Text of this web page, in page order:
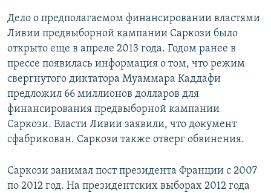
Дело о предполагаемом финансировании властями
Ливии предвыборной кампании Саркози было
открыто еще в апреле 2013 года. Годом ранее в
прессе появилась информация о том, что режим
свергнутого диктатора Муаммара Каддафи
предложил 66 миллионов долларов для
финансирования предвыборной кампании
Саркози. Власти Ливии заявили, что документ
сфабрикован. Саркози также отверг обвинения.
Саркози занимал пост президента Франции с 2007
по 2012 год. На президентских выборах 2012 года